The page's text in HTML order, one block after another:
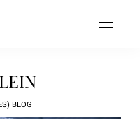
BLOG